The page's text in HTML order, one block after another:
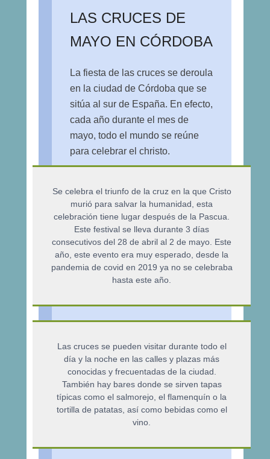
LAS CRUCES DE
MAYO EN CÓRDOBA
La fiesta de las cruces se deroula
en la ciudad de Córdoba que se
sitúa al sur de España. En efecto,
cada año durante el mes de
mayo, todo el mundo se reúne
para celebrar el christo.
Se celebra el triunfo de la cruz en la que Cristo
murió para salvar la humanidad, esta
celebración tiene lugar después de la Pascua.
Este festival se lleva durante 3 días
consecutivos del 28 de abril al 2 de mayo. Este
año, este evento era muy esperado, desde la
pandemia de covid en 2019 ya no se celebraba
hasta este año.
Las cruces se pueden visitar durante todo el
día y la noche en las calles y plazas más
conocidas y frecuentadas de la ciudad.
También hay bares donde se sirven tapas
típicas como el salmorejo, el flamenquín o la
tortilla de patatas, así como bebidas como el
vino.